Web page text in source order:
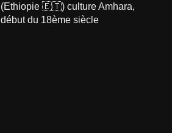
(Ethiopie 🇪🇹) culture Amhara,
début du 18ème siècle